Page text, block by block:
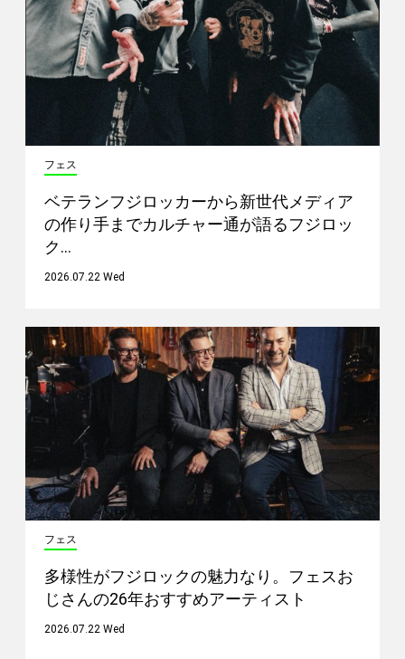
フェス
ベテランフジロッカーから新世代メディア
の作り手までカルチャー通が語るフジロッ
ク…
2026.07.22 Wed
フェス
多様性がフジロックの魅力なり。フェスお
じさんの26年おすすめアーティスト
2026.07.22 Wed